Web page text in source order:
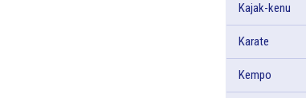
Kajak-kenu
Karate
Kempo